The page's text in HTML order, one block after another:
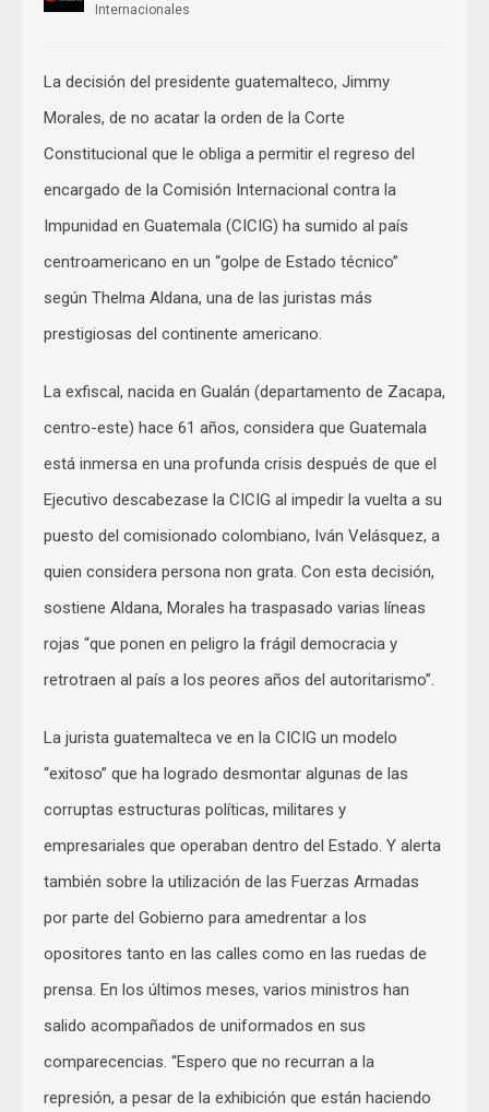
Internacionales
La decisión del presidente guatemalteco, Jimmy
Morales, de no acatar la orden de la Corte
Constitucional que le obliga a permitir el regreso del
encargado de la Comisión Internacional contra la
Impunidad en Guatemala (CICIG) ha sumido al país
centroamericano en un “golpe de Estado técnico”
según Thelma Aldana, una de las juristas más
prestigiosas del continente americano.
La exfiscal, nacida en Gualán (departamento de Zacapa,
centro-este) hace 61 años, considera que Guatemala
está inmersa en una profunda crisis después de que el
Ejecutivo descabezase la CICIG al impedir la vuelta a su
puesto del comisionado colombiano, Iván Velásquez, a
quien considera persona non grata. Con esta decisión,
sostiene Aldana, Morales ha traspasado varias líneas
rojas “que ponen en peligro la frágil democracia y
retrotraen al país a los peores años del autoritarismo”.
La jurista guatemalteca ve en la CICIG un modelo
“exitoso” que ha logrado desmontar algunas de las
corruptas estructuras políticas, militares y
empresariales que operaban dentro del Estado. Y alerta
también sobre la utilización de las Fuerzas Armadas
por parte del Gobierno para amedrentar a los
opositores tanto en las calles como en las ruedas de
prensa. En los últimos meses, varios ministros han
salido acompañados de uniformados en sus
comparecencias. “Espero que no recurran a la
represión, a pesar de la exhibición que están haciendo